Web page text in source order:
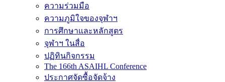
ความร่วมมือ
ความภูมิใจของจุฬาฯ
การศึกษาและหลักสูตร
จุฬาฯ ในสื่อ
ปฏิทินกิจกรรม
The 166th ASAIHL Conference
ประกาศจัดซื้อจัดจ้าง